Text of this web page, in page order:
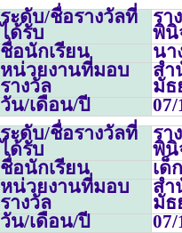
ระดับ/ชื่อรางวัลที่
ได้รับ
รา
พินิ
ชื่อนักเรียน
นา
หน่วยงานที่มอบ
รางวัล
สำ
มัธ
วัน/เดือน/ปี
07/
ระดับ/ชื่อรางวัลที่
ได้รับ
รา
พินิ
ชื่อนักเรียน
เด็
หน่วยงานที่มอบ
รางวัล
สำ
มัธ
วัน/เดือน/ปี
07/